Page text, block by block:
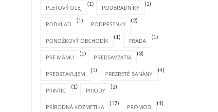
PLEŤOVÝ OLEJ
(1)
PODBRADNÍKY
(1)
PODKLAD
(1)
PODPRSENKY
(2)
PONOŽKOVÝ OBCHODÍK
(1)
PRADA
(1)
PRE MAMU
(1)
PREDSAVZATIA
(3)
PREDSTAVUJEM
(1)
PREZRETÉ BANÁNY
(4)
PRINTIC
(1)
PRIODY
(2)
PRÍRODNÁ KOZMETIKA
(17)
PROMOD
(1)